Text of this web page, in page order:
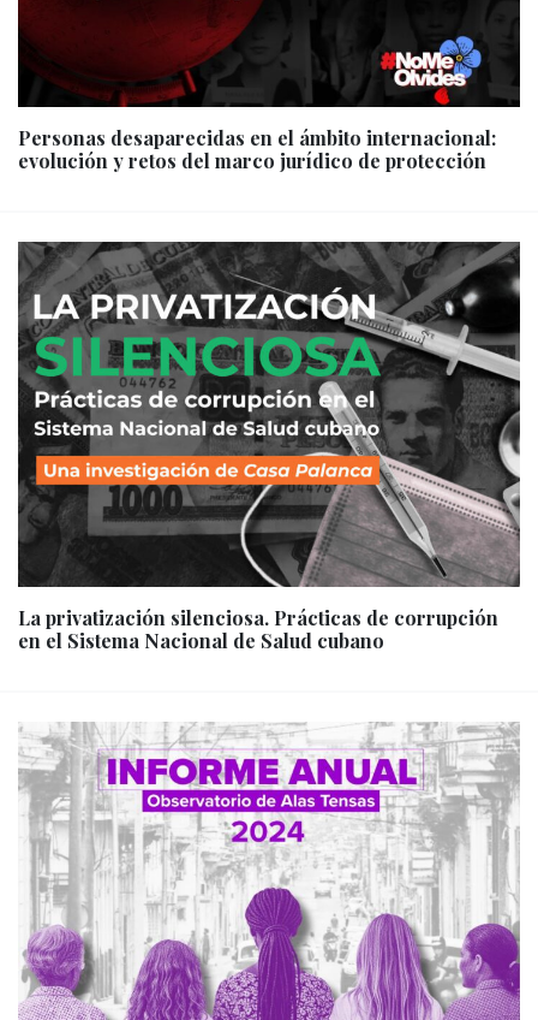
Personas desaparecidas en el ámbito internacional:
evolución y retos del marco jurídico de protección
La privatización silenciosa. Prácticas de corrupción
en el Sistema Nacional de Salud cubano